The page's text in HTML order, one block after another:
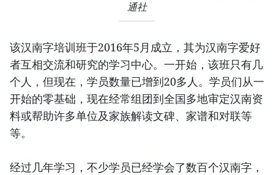
通社
该汉南字培训班于2016年5月成立，其为汉南字爱好
者互相交流和研究的学习中心。一开始，该班只有几
个人，但现在，学员数量已增到20多人。学员们从一
开始的零基础，现在经常组团到全国多地审定汉南资
料或帮助许多单位及家族解读文碑、家谱和对联等
等。
经过几年学习，不少学员已经学会了数百个汉南字，